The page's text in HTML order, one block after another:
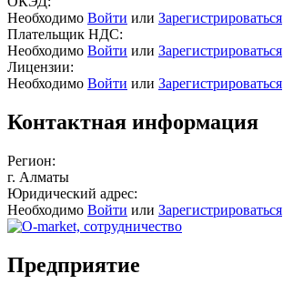
Необходимо Войти или Зарегистрироваться
Плательщик НДС:
Необходимо Войти или Зарегистрироваться
Лицензии:
Необходимо Войти или Зарегистрироваться
Контактная информация
Регион:
г. Алматы
Юридический адрес:
Необходимо Войти или Зарегистрироваться
Предприятие